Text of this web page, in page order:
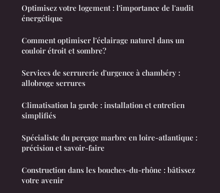
Optimisez votre logement : l'importance de l'audit
énergétique
Comment optimiser l'éclairage naturel dans un
couloir étroit et sombre?
Services de serrurerie d'urgence à chambéry :
allobroge serrures
Climatisation la garde : installation et entretien
simplifiés
Spécialiste du perçage marbre en loire-atlantique :
précision et savoir-faire
Construction dans les bouches-du-rhône : bâtissez
votre avenir